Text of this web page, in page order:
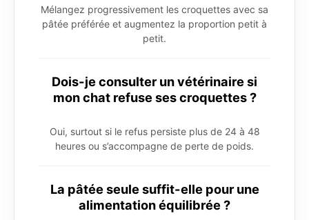
Mélangez progressivement les croquettes avec sa
pâtée préférée et augmentez la proportion petit à
petit.
Dois-je consulter un vétérinaire si
mon chat refuse ses croquettes ?
Oui, surtout si le refus persiste plus de 24 à 48
heures ou s’accompagne de perte de poids.
La pâtée seule suffit-elle pour une
alimentation équilibrée ?